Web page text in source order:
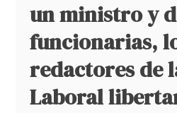
un ministro y
funcionarias,
redactores de
Laboral